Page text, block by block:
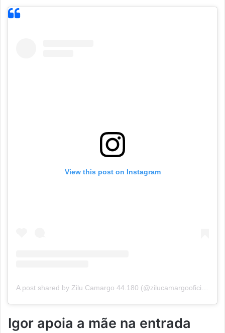
View this post on Instagram
A post shared by Zilu Camargo 44.180 (@zilucamargooficial)
Igor apoia a mãe na entrada